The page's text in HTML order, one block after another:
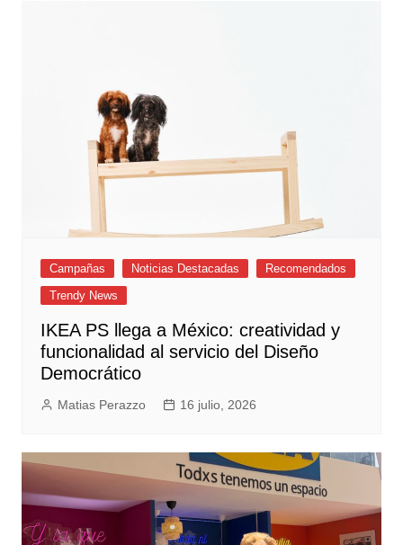
Campañas Noticias Destacadas
Recomendados
Trendy News
IKEA PS llega a México: creatividad y
funcionalidad al servicio del Diseño
Democrático
Matias Perazzo 16 julio, 2026